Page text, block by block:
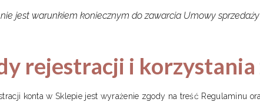
nie jest warunkiem koniecznym do zawarcia Umowy sprzedaży
rejestracji i
konta w Sklepie jest wyrażenie zgody na treść Regulaminu